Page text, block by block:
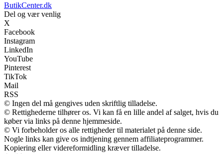
ButikCenter.dk
Del og vær venlig
X
Facebook
Instagram
LinkedIn
YouTube
Pinterest
TikTok
Mail
RSS
© Ingen del må gengives uden skriftlig tilladelse.
© Rettighederne tilhører os. Vi kan få en lille andel af salget, hvis du
køber via links på denne hjemmeside.
© Vi forbeholder os alle rettigheder til materialet på denne side.
Nogle links kan give os indtjening gennem affiliateprogrammer.
Kopiering eller videreformidling kræver tilladelse.